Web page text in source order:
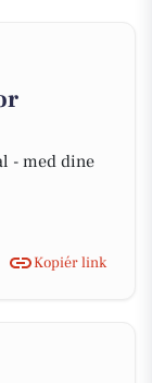
- med dine
Kopiér link